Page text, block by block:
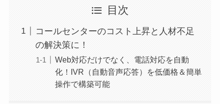
目次
コールセンターのコスト上昇と人材不足
の解決策に！
Web対応だけでなく、電話対応を自動
化！IVR（自動音声応答）を低価格＆簡単
操作で構築可能